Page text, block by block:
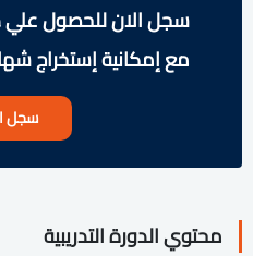
سجل الان للحصول علي
مع إمكانية إستخراج
سجل
محتوي الدورة التدريبية